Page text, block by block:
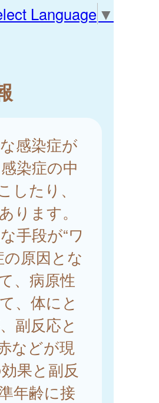
Language ▼
感染症が
染症の中
たり、
ります。
手段が“ワ
原因とな
、病原性
、体にと
副反応と
などが現
果と副反
年齢に接